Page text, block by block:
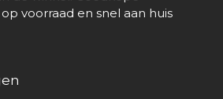
voorraad en snel aan huis